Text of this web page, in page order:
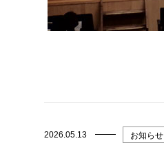
2026.05.13 お知らせ